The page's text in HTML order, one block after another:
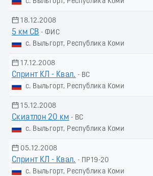
18.12.2008
5 км СВ - ФИС
с. Выльгорт, Республика Коми
17.12.2008
Спринт КЛ - Квал. - ВС
с. Выльгорт, Республика Коми
15.12.2008
Скиатлон 20 км - ВС
с. Выльгорт, Республика Коми
05.12.2008
Спринт КЛ - Квал. - ПР19-20
с. Выльгорт, Республика Коми